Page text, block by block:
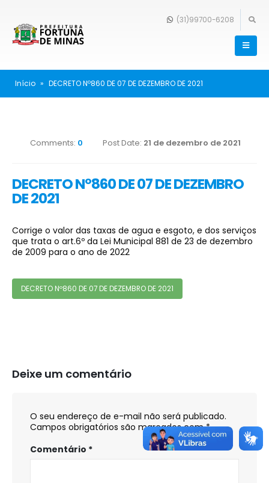
(31)99700-6208
Início » DECRETO Nº860 DE 07 DE DEZEMBRO DE 2021
Comments: 0 Post Date: 21 de dezembro de 2021
DECRETO Nº860 DE 07 DE DEZEMBRO
DE 2021
Corrige o valor das taxas de agua e esgoto, e dos serviços
que trata o art.6º da Lei Municipal 881 de 23 de dezembro
de 2009 para o ano de 2022
DECRETO Nº860 DE 07 DE DEZEMBRO DE 2021
Deixe um comentário
O seu endereço de e-mail não será publicado.
Campos obrigatórios são marcados com*
Comentário *